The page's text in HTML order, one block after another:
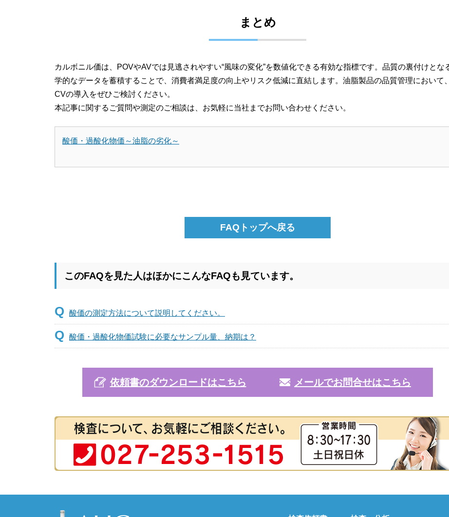
まとめ
カルボニル価は、POVやAVでは見逃されやすい“風味の変化”を数値化できる有効な指標です。品質の裏付けとな
学的なデータを蓄積することで、消費者満足度の向上やリスク低減に直結します。油脂製品の品質管理において、
CVの導入をぜひご検討ください。
本記事に関するご質問や測定のご相談は、お気軽に当社までお問い合わせください。
酸価・過酸化物価～油脂の劣化～
FAQトップへ戻る
このFAQを見た人はほかにこんなFAQも見ています。
Q 酸価の測定方法について説明してください。
Q 酸価・過酸化物価試験に必要なサンプル量、納期は？
依頼書のダウンロードはこちら メールでお問合せはこちら